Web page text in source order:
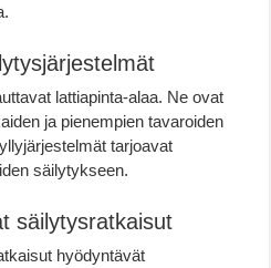
lattiapinta-alaa. Ne ovat
ja pienempien tavaroiden
tarjoavat
säilytykseen.
säilytysratkaisut
hyödyntävät